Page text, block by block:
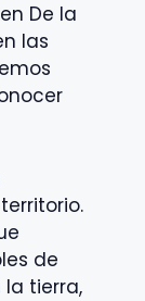
De la
las
de
tierra,